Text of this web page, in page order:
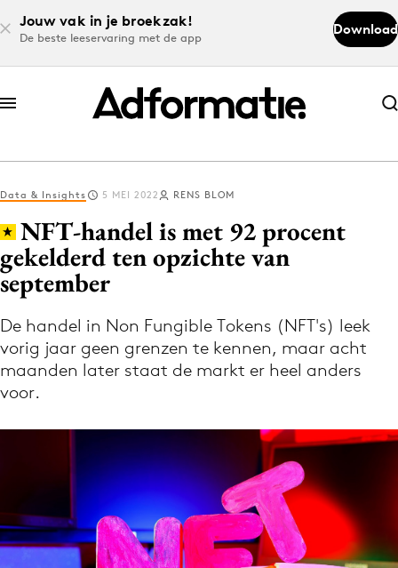
Jouw vak in je broekzak!
De beste leeservaring met de app
Download
Abonneer nu
Abonneer nu
Log in
Download de app
Volg het laatste nieuws via de Adformatie
Nieuws app
9 sept: GenAI-training
12 nov: MarketingLive!
Data & Insights 5 MEI 2022 RENS BLOM
NFT-handel is met 92 procent
gekelderd ten opzichte van
september
De handel in Non Fungible Tokens (NFT's) leek
vorig jaar geen grenzen te kennen, maar acht
maanden later staat de markt er heel anders
voor.